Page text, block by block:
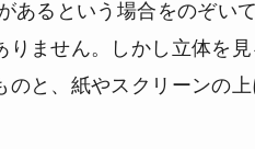
あるという場合をのぞい
ません。しかし立体を
と、紙やスクリーンの